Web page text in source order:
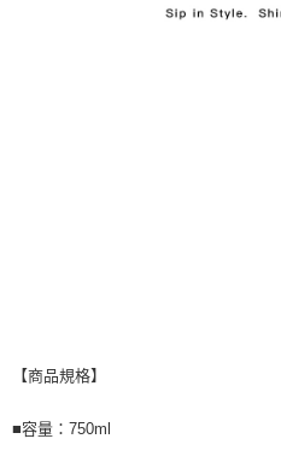
【商品規格】
■容量：750ml